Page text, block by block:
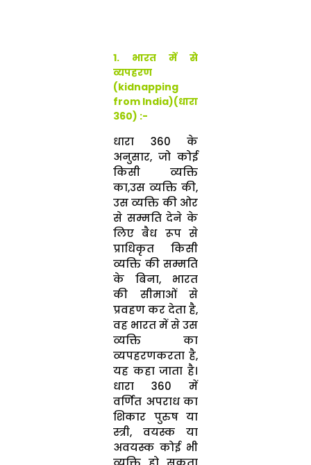
1. भारत में से
व्यपहरण
(kidnapping
from India)(धारा
360) :-
धारा 360 के
अनुसार, जो कोई
किसी व्यक्ति
का,उस व्यक्ति की,
उस व्यक्ति की ओर
से सम्मति देने के
लिए बैध रूप से
प्राधिकृत किसी
व्यक्ति की सम्मति
के बिना, भारत
की सीमाओं से
प्रवहण कर देता है,
वह भारत में से उस
व्यक्ति का
व्यपहरणकरता है,
यह कहा जाता है।
धारा 360 में
वर्णित अपराध का
शिकार पुरुष या
स्त्री, वयस्क या
अवयस्क कोई भी